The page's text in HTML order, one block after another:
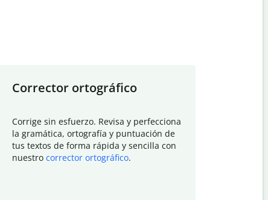
Corrector ortográfico
Corrige sin esfuerzo. Revisa y perfecciona
la gramática, ortografía y puntuación de
tus textos de forma rápida y sencilla con
nuestro corrector ortográfico.